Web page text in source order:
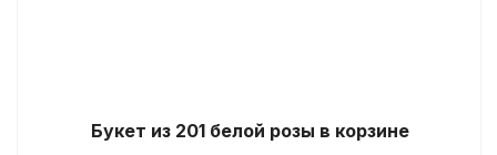
Букет из 201 белой розы в корзине